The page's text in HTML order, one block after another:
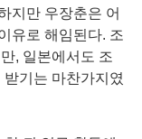
지만 우장춘은 어
유로 해임된다. 조
, 일본에서도 조
기는 마찬가지였